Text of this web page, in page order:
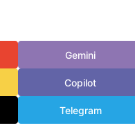
Gemini
Copilot
Telegram